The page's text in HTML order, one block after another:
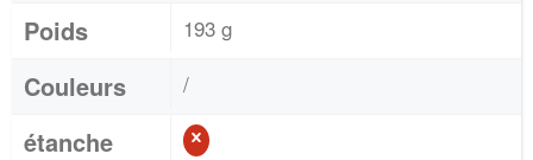
Poids 193 g
Couleurs /
étanche